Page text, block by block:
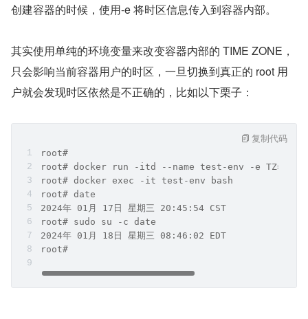
创建容器的时候，使用-e 将时区信息传入到容器内部。
其实使用单纯的环境变量来改变容器内部的 TIME ZONE，
只会影响当前容器用户的时区，一旦切换到真正的 root 用
户就会发现时区依然是不正确的，比如以下栗子：
root#
root# docker run -itd --name test-env -e
root# docker exec -it test-env bash
root# date
2024年 01月 17日 星期三 20:45:54 CST
root# sudo su -c date
2024年 01月 18日 星期三 08:46:02 EDT
root#
复制代码